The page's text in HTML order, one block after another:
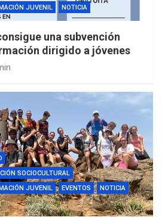
JUVENIL
NOTICIA
una subvención
dirigido a jóvenes
SOCIOCULTURAL
JUVENIL
EVENTOS
NOTICIA